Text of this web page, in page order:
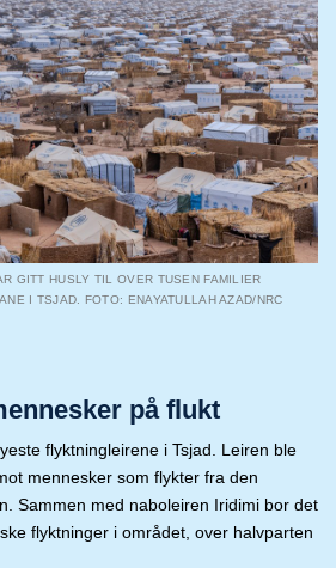
GITT HUSLY TIL OVER TUSEN FAMILIER
I TSJAD. FOTO: ENAYATULLAH AZAD/NRC
på flukt
flyktningleirene i Tsjad. Leiren ble
mennesker som flykter fra den
Sammen med naboleiren Iridimi bor det
flyktninger i området, over halvparten